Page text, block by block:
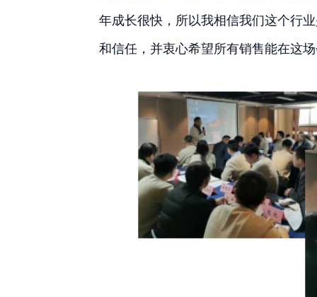
年成长很快，所以我相信我们这个行
和信任，并衷心希望所有销售能在这